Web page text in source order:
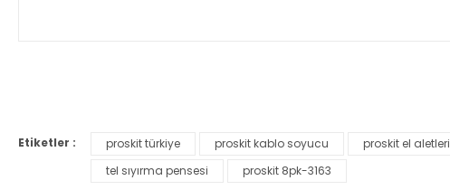
Ürün resmi kalitesiz, bozuk veya görüntülenemiyor.
Ürün açıklamasında eksik bilgiler bulunuyor.
Etiketler : proskit türkiye proskit kablo soyucu proskit el aletleri
tel sıyırma pensesi
proskit 8pk-3163